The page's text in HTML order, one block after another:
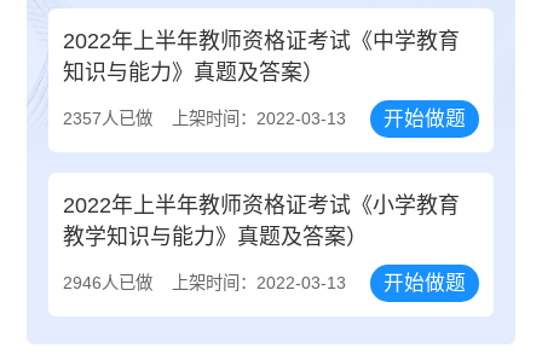
2022年上半年教师资格证考试《中学教育
知识与能力》真题及答案）
2357人已做 上架时间：2022-03-13 开始做题
2022年上半年教师资格证考试《小学教育
教学知识与能力》真题及答案）
2946人已做 上架时间：2022-03-13 开始做题